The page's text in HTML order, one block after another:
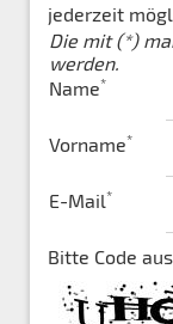
jederzeit
Die mit (*)
werden.
Name*
Vorname*
E-Mail*
Bitte Code